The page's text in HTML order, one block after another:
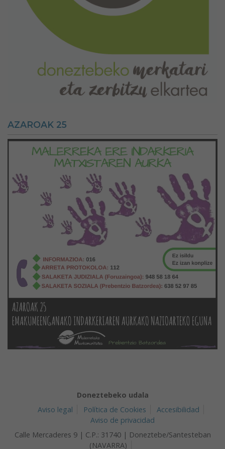
AZAROAK 25
Doneztebeko udala
Aviso legal
Política de Cookies
Accesibilidad
Aviso de privacidad
Calle Mercaderes 9 | C.P.: 31740 | Doneztebe/Santesteban
(NAVARRA)